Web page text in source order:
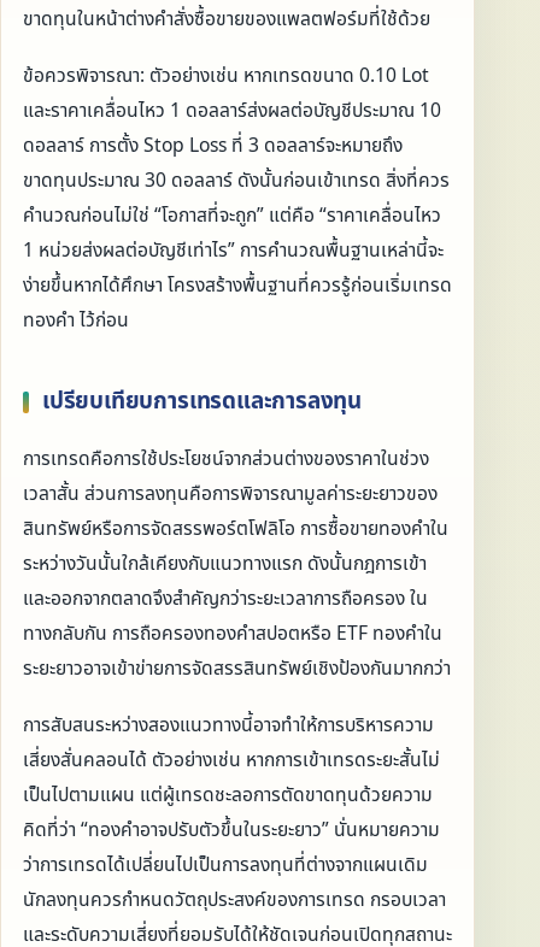
ขาดทุนในหน้าต่างคำสั่งซื้อขายของแพลตฟอร์มที่ใช้ด้วย
ข้อควรพิจารณา: ตัวอย่างเช่น หากเทรดขนาด 0.10 Lot
และราคาเคลื่อนไหว 1 ดอลลาร์ส่งผลต่อบัญชีประมาณ 10
ดอลลาร์ การตั้ง Stop Loss ที่ 3 ดอลลาร์จะหมายถึง
ขาดทุนประมาณ 30 ดอลลาร์ ดังนั้นก่อนเข้าเทรด สิ่งที่ควร
คำนวณก่อนไม่ใช่ “โอกาสที่จะถูก” แต่คือ “ราคาเคลื่อนไหว
1 หน่วยส่งผลต่อบัญชีเท่าไร” การคำนวณพื้นฐานเหล่านี้จะ
ง่ายขึ้นหากได้ศึกษา โครงสร้างพื้นฐานที่ควรรู้ก่อนเริ่มเทรด
ทองคำ ไว้ก่อน
เปรียบเทียบการเทรดและการลงทุน
การเทรดคือการใช้ประโยชน์จากส่วนต่างของราคาในช่วง
เวลาสั้น ส่วนการลงทุนคือการพิจารณามูลค่าระยะยาวของ
สินทรัพย์หรือการจัดสรรพอร์ตโฟลิโอ การซื้อขายทองคำใน
ระหว่างวันนั้นใกล้เคียงกับแนวทางแรก ดังนั้นกฎการเข้า
และออกจากตลาดจึงสำคัญกว่าระยะเวลาการถือครอง ใน
ทางกลับกัน การถือครองทองคำสปอตหรือ ETF ทองคำใน
ระยะยาวอาจเข้าข่ายการจัดสรรสินทรัพย์เชิงป้องกันมากกว่า
การสับสนระหว่างสองแนวทางนี้อาจทำให้การบริหารความ
เสี่ยงสั่นคลอนได้ ตัวอย่างเช่น หากการเข้าเทรดระยะสั้นไม่
เป็นไปตามแผน แต่ผู้เทรดชะลอการตัดขาดทุนด้วยความ
คิดที่ว่า “ทองคำอาจปรับตัวขึ้นในระยะยาว” นั่นหมายความ
ว่าการเทรดได้เปลี่ยนไปเป็นการลงทุนที่ต่างจากแผนเดิม
นักลงทุนควรกำหนดวัตถุประสงค์ของการเทรด กรอบเวลา
และระดับความเสี่ยงที่ยอมรับได้ให้ชัดเจนก่อนเปิดทุกสถานะ